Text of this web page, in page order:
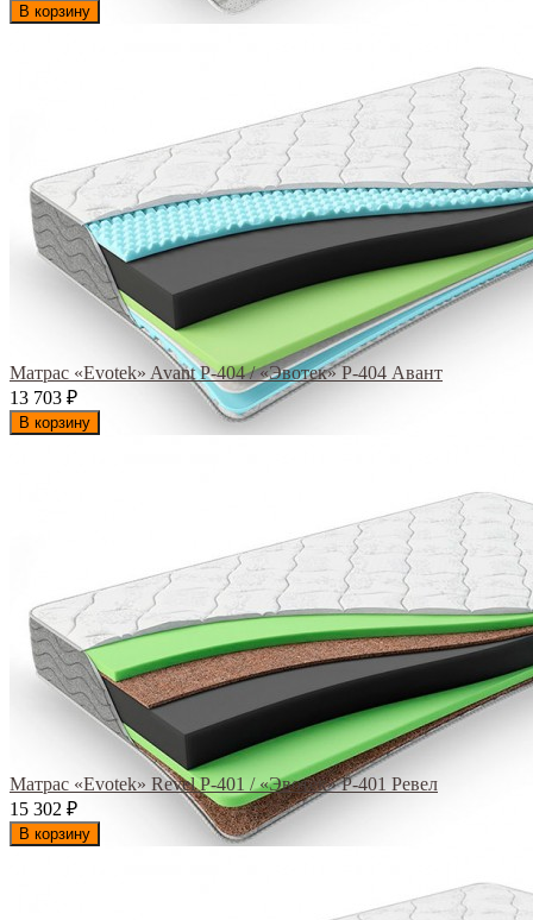
В корзину
Матрас «Evotek» Avant Р-404 / «Эвотек» Р-404 Авант
13 703 ₽
В корзину
Матрас «Evotek» Revel Р-401 / «Эвотек» Р-401 Ревел
15 302 ₽
В корзину